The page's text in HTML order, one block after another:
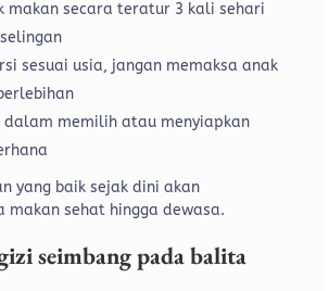
makan secara teratur 3 kali sehari
sesuai usia, jangan memaksa anak
dalam memilih atau menyiapkan
yang baik sejak dini akan
makan sehat hingga dewasa.
seimbang pada balita